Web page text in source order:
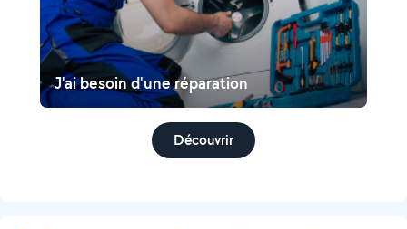
J'ai besoin d'une réparation
Découvrir